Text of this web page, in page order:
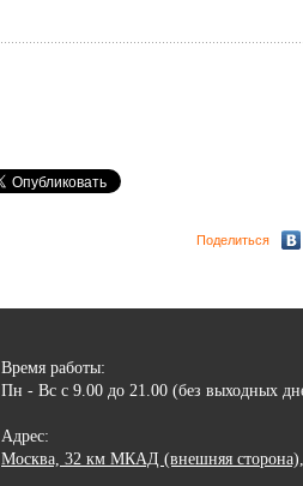
Поделиться
Время работы:
Пн - Вс с 9.00 до 21.00 (без выходных
Адрес:
Москва, 32 км МКАД (внешняя